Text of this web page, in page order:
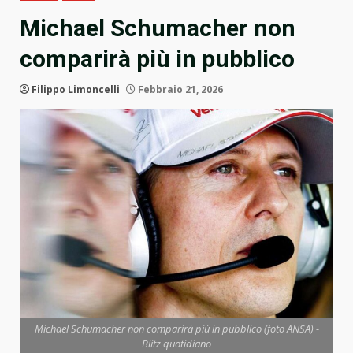
Michael Schumacher non
comparirà più in pubblico
Filippo Limoncelli Febbraio 21, 2026
Michael Schumacher non comparirà più in pubblico (foto ANSA) -
Blitz quotidiano